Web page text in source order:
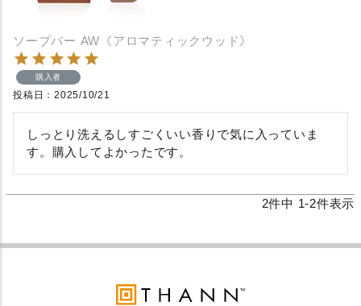
ソープバー AW《アロマティックウッド》
購入者
投稿日 2025/10/21
しっとり洗えるしすごくいい香りで気に入っていま
す。購入してよかったです。
2件中 1-2件表示